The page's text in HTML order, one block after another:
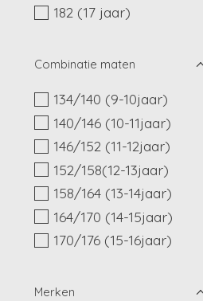
182 (17 jaar)
Combinatie maten
134/140 (9-10jaar)
140/146 (10-11jaar)
146/152 (11-12jaar)
152/158(12-13jaar)
158/164 (13-14jaar)
164/170 (14-15jaar)
170/176 (15-16jaar)
Merken